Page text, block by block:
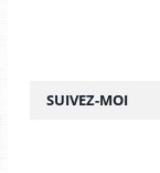
SUIVEZ-MOI